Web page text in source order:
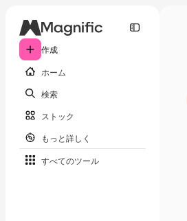
作成
ホーム
検索
ストック
もっと詳しく
すべてのツール